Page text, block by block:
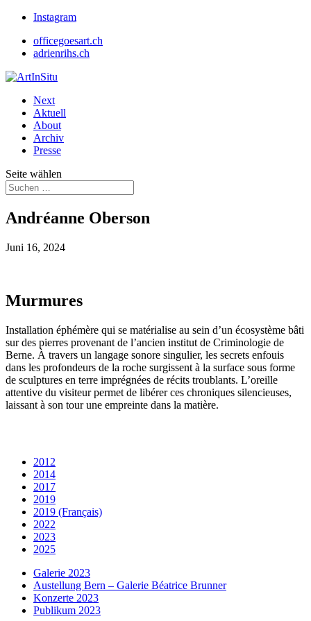
Instagram
officegoesart.ch
adrienrihs.ch
Next
Aktuell
About
Archiv
Presse
Seite wählen
Andréanne Oberson
Juni 16, 2024
Murmures
Installation éphémère qui se matérialise au sein d’un écosystème bâti
sur des pierres provenant de l’ancien institut de Criminologie de
Berne. À travers un langage sonore singulier, les secrets enfouis
dans les profondeurs de la roche surgissent à la surface sous forme
de sculptures en terre imprégnées de récits troublants. L’oreille
attentive du visiteur permet de libérer ces chroniques silencieuses,
laissant à son tour une empreinte dans la matière.
2012
2014
2017
2019
2019 (Français)
2022
2023
2025
Galerie 2023
Austellung Bern – Galerie Béatrice Brunner
Konzerte 2023
Publikum 2023